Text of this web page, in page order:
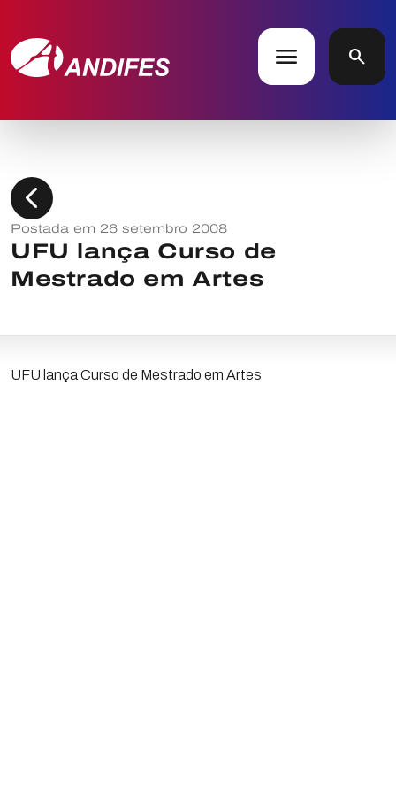
menu search
chevron_left
Postada em 26 setembro 2008
UFU lança Curso de
Mestrado em Artes
UFU lança Curso de Mestrado em Artes